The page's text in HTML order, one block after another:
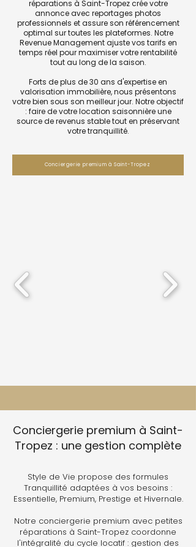
réparations à Saint-Tropez crée votre
annonce avec reportages photos
professionnels et assure son référencement
optimal sur toutes les plateformes. Notre
Revenue Management ajuste vos tarifs en
temps réel pour maximiser votre rentabilité
tout au long de la saison.
Forts de plus de 30 ans d'expertise en
valorisation immobilière, nous présentons
votre bien sous son meilleur jour. Notre objectif
: faire de votre location saisonnière une
source de revenus stable tout en préservant
votre tranquillité.
Conciergerie premium à Saint-Tropez
Conciergerie premium à Saint-
Tropez : une gestion complète
Style de Vie propose des formules
Tranquillité adaptées à vos besoins :
Essentielle, Premium, Prestige et Hivernale.
Notre conciergerie premium avec petites
réparations à Saint-Tropez coordonne
l'intégralité du cycle locatif : gestion des